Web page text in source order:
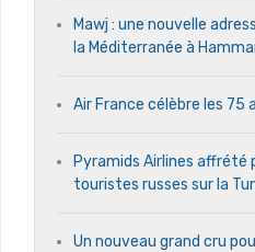
Mawj : une nouvelle
la Méditerranée à
Air France célèbre les 75
Pyramids Airlines affrété
touristes russes sur la
Un nouveau grand cru